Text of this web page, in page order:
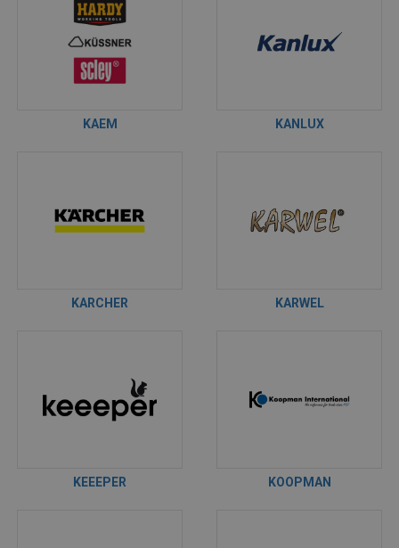
KAEM KANLUX
KARCHER KARWEL
KEEEPER KOOPMAN